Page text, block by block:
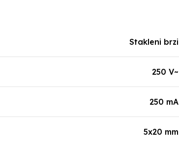
Stakleni brzi
250 V~
250 mA
5x20 mm